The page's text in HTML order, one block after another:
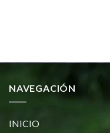
NAVEGACIÓN
INICIO